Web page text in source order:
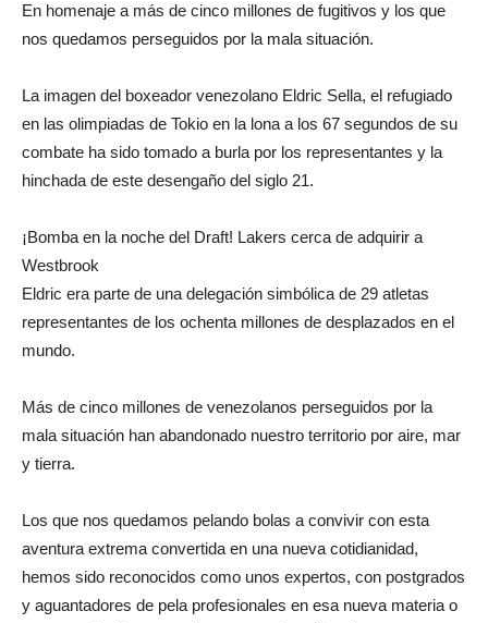
En homenaje a más de cinco millones de fugitivos y los que
nos quedamos perseguidos por la mala situación.
La imagen del boxeador venezolano Eldric Sella, el refugiado
en las olimpiadas de Tokio en la lona a los 67 segundos de su
combate ha sido tomado a burla por los representantes y la
hinchada de este desengaño del siglo 21.
¡Bomba en la noche del Draft! Lakers cerca de adquirir a
Westbrook
Eldric era parte de una delegación simbólica de 29 atletas
representantes de los ochenta millones de desplazados en el
mundo.
Más de cinco millones de venezolanos perseguidos por la
mala situación han abandonado nuestro territorio por aire, mar
y tierra.
Los que nos quedamos pelando bolas a convivir con esta
aventura extrema convertida en una nueva cotidianidad,
hemos sido reconocidos como unos expertos, con postgrados
y aguantadores de pela profesionales en esa nueva materia o